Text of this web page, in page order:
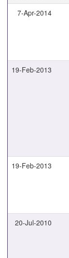
7-Apr-2014
19-Feb-2013
19-Feb-2013
20-Jul-2010